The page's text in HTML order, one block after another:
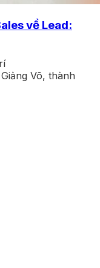
về Lead:
Võ, thành